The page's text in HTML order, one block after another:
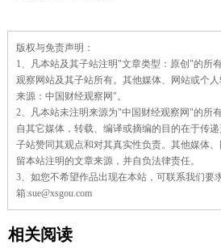
辑：
版权与免责声明：
1、凡本站及其子站注明"文章类型：原创"的所
观察网站及其子站所有。其他媒体、网站或个
来源：中国财经观察网"。
2、凡本站未注明来源为"中国财经观察网"的所
自其它媒体，转载、编译或摘编的目的在于传
子站赞同其观点和对其真实性负责。其他媒体
留本站注明的文章来源，并自负法律责任。
3、如您不希望作品出现在本站，可联系我们要
箱:sue@xsgou.com
相关阅读